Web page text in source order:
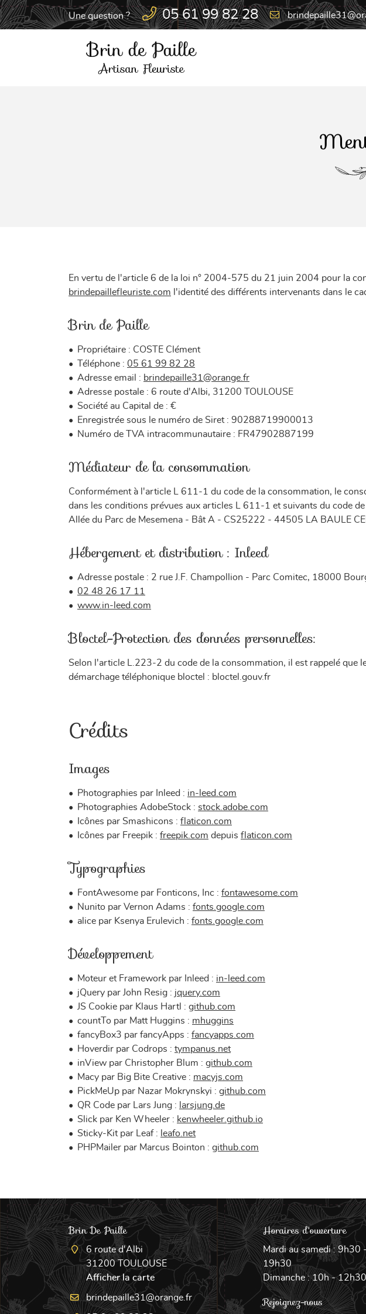
Une question ? 05 61 99 82 28
6 route d'Albi
31200 TOULOUSE
Rafraîchir le captcha
En cochant cette case, vous consentez à recevoir nos propositions commerciales à
l'adresse email indiqué ci-dessus. Vous pouvez vous désinscrire à tout moment en
Inscription
En vertu de l'article 6 de la loi n° 2004-575 du 21 juin 2004 pour la
brindepaillefleuriste.com l'identité des différents intervenants dans le
Brin de Paille
Propriétaire : COSTE Clément
Téléphone : 05 61 99 82 28
Adresse email :
Adresse postale : 6 route d'Albi, 31200 TOULOUSE
Société au Capital de : €
Enregistrée sous le numéro de Siret : 90288719900013
Numéro de TVA intracommunautaire : FR47902887199
Médiateur de la consommation
Conformément à l'article L 611-1 du code de la consommation, le
dans les conditions prévues aux articles L 611-1 et suivants du code
Allée du Parc de Mesemena - Bât A - CS25222 - 44505 LA BAULE
Hébergement et distribution : Inleed
Adresse postale : 2 rue J.F. Champollion - Parc Comitec, 18000
02 48 26 17 11
www.in-leed.com
Bloctel-Protection des données personnelles:
Selon l'article L.223-2 du code de la consommation, il est rappelé que
démarchage téléphonique bloctel : bloctel.gouv.fr
Crédits
Images
Photographies par Inleed : in-leed.com
Photographies AdobeStock : stock.adobe.com
Icônes par Smashicons : flaticon.com
Icônes par Freepik : freepik.com depuis flaticon.com
Typographies
FontAwesome par Fonticons, Inc : fontawesome.com
Nunito par Vernon Adams : fonts.google.com
alice par Ksenya Erulevich : fonts.google.com
Développement
Moteur et Framework par Inleed : in-leed.com
jQuery par John Resig : jquery.com
JS Cookie par Klaus Hartl : github.com
countTo par Matt Huggins : mhuggins
fancyBox3 par fancyApps : fancyapps.com
Hoverdir par Codrops : tympanus.net
inView par Christopher Blum : github.com
Macy par Big Bite Creative : macyjs.com
PickMeUp par Nazar Mokrynskyi : github.com
QR Code par Lars Jung :
larsjung.de
Slick par Ken Wheeler : kenwheeler.github.io
Sticky-Kit par Leaf : leafo.net
PHPMailer par Marcus Bointon : github.com
Brin De Paille
6 route d'Albi
31200 TOULOUSE
Afficher la carte
Horaires d'ouverture
Mardi au samedi :
19h30
Dimanche : 10h - 12h30
Rejoignez-nous